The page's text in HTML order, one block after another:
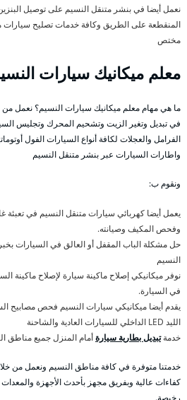
نعمل أيضا في بنشر متنقل النسيم على توصيل
المنقطعة على الطريق وكافة خدمات تصليح سيارات
مختص
معلم ميكانيك سيارات
ما هي مهام معلم ميكانيك سيارات النسيم؟ نعمل من
في تبديل وتغير الزيت وتشحيم المحرك وتجليس
الفرامل والعجلات لكافة أنواع السيارات الفول
واطارات السيارات عبر بنشر متنقل النسيم
ونقوم ب:
يعمل أيضا كهربائي سيارات متنقل النسيم في تعبئة
وفحص المكيف وصيانته.
حل مشكلة الباب المقفل أو العالق في السيارات
النسيم
نوفر ميكانيكي إصلاح ماكينة سيارة لإصلاح ماكينة
في السيارة.
يقدم أيضا ميكانيكي سيارات النسيم فحص مصابيح
الليد LED الداخلي للسيارات العادية والشاحنة
خدمةتبديل بطارية سيارةأمام المنزل جميع مناطق الكويت
خدمتنا متوفرة في كافة مناطق النسيم ونعمل من
كفاءات عالية وبفريق مجهز بأحدث الأجهزة
رخيصة.